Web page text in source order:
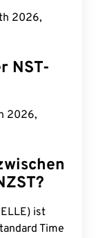
2026,
NST-
2026,
ist
Time